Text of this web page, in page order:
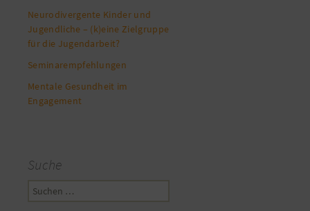
Neurodivergente Kinder und
Jugendliche – (k)eine Zielgruppe
für die Jugendarbeit?
Seminarempfehlungen
Mentale Gesundheit im
Engagement
Suche
Suchen